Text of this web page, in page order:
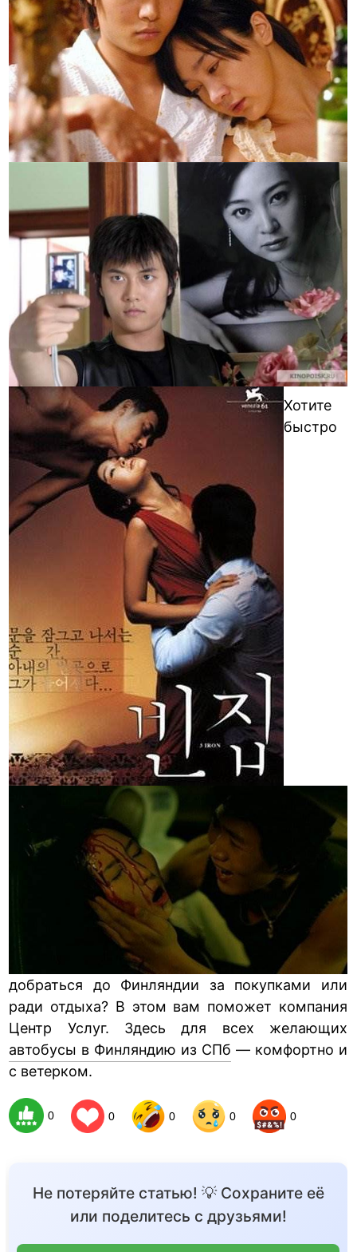
Хотите
быстро
добраться до Финляндии за покупками или
ради отдыха? В этом вам поможет компания
Центр Услуг. Здесь для всех желающих
автобусы в Финляндию из СПб — комфортно и
с ветерком.
0 0 0 0 0
Не потеряйте статью! 💡 Сохраните её
или поделитесь с друзьями!